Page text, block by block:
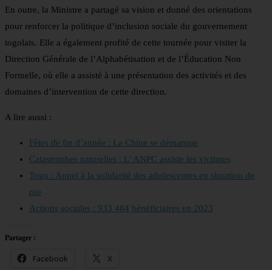
En outre, la Ministre a partagé sa vision et donné des orientations
pour renforcer la politique d’inclusion sociale du gouvernement
togolais. Elle a également profité de cette tournée pour visiter la
Direction Générale de l’Alphabétisation et de l’Éducation Non
Formelle, où elle a assisté à une présentation des activités et des
domaines d’intervention de cette direction.
A lire aussi :
Fêtes de fin d’année : La Chine se démarque
Catastrophes naturelles : L’ ANPC assiste les victimes
Togo : Appel à la solidarité des adolescentes en situation de
rue
Actions sociales : 933 484 bénéficiaires en 2023
Partager :
Facebook X